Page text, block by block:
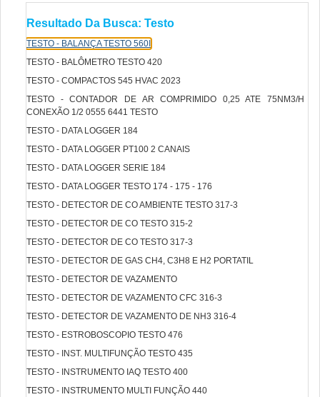
Resultado Da Busca: Testo
TESTO - BALANÇA TESTO 560I
TESTO - BALÔMETRO TESTO 420
TESTO - COMPACTOS 545 HVAC 2023
TESTO - CONTADOR DE AR COMPRIMIDO 0,25 ATE 75NM3/H
CONEXÃO 1/2 0555 6441 TESTO
TESTO - DATA LOGGER 184
TESTO - DATA LOGGER PT100 2 CANAIS
TESTO - DATA LOGGER SERIE 184
TESTO - DATA LOGGER TESTO 174 - 175 - 176
TESTO - DETECTOR DE CO AMBIENTE TESTO 317-3
TESTO - DETECTOR DE CO TESTO 315-2
TESTO - DETECTOR DE CO TESTO 317-3
TESTO - DETECTOR DE GAS CH4, C3H8 E H2 PORTATIL
TESTO - DETECTOR DE VAZAMENTO
TESTO - DETECTOR DE VAZAMENTO CFC 316-3
TESTO - DETECTOR DE VAZAMENTO DE NH3 316-4
TESTO - ESTROBOSCOPIO TESTO 476
TESTO - INST. MULTIFUNÇÃO TESTO 435
TESTO - INSTRUMENTO IAQ TESTO 400
TESTO - INSTRUMENTO MULTI FUNÇÃO 440